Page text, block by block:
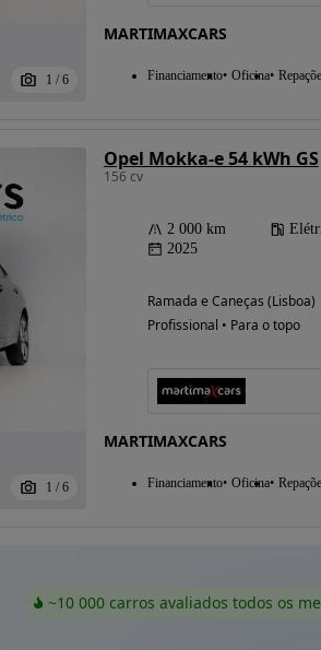
1 / 6
MARTIMAXCARS
Financiamento Oficina
1 / 6
Opel Mokka-e 54 kWh GS
156 cv
2 000 km
2025
Ramada e Caneças (Lisboa)
Profissional • Para o topo
MARTIMAXCARS
Financiamento Oficina
~10 000 carros avaliados todos os